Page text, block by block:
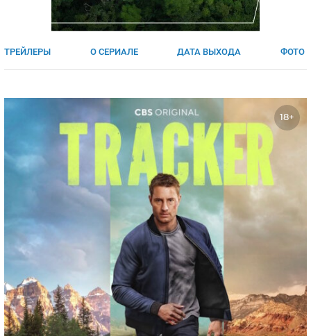
МЕЛОДРАМЫ
ИСПАНИЯ
ФРАНЦИЯ
СВЕТСКИЕ НОВОСТИ
ТРЕЙЛЕРЫ О СЕРИАЛЕ ДАТА ВЫХОДА ФОТО
18+